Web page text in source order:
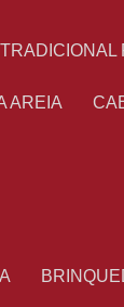
AREIA